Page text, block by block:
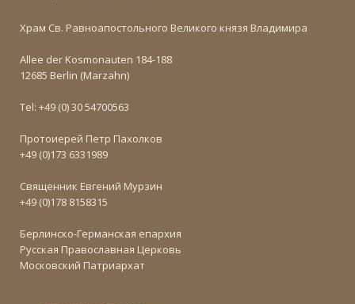
Храм Св. Равноапостольного Великого князя Владимира
Allee der Kosmonauten 184-188
12685 Berlin (Marzahn)
Tel: +49 (0) 30 54700563
Протоиерей Петр Пахолков
+49 (0)173 6331989
Священник Евгений Мурзин
+49 (0)178 8158315
Берлинско-Германская епархия
Русская Православная Церковь
Московский Патриархат